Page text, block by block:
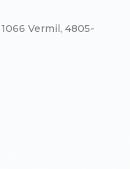
Vermil, 4805-